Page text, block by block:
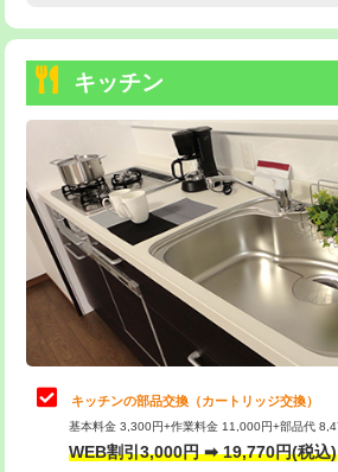
持込商品取付（普通便座⇔温水洗浄便
給水管工事※（ホール加工)
給水管工事※（バンド止め)
給水管工事※（支持金具設置)
給水管工事※（保温材使用（バンド止
め込み）)
給水管工事※（土の掘削・埋め戻し作
給水管工事※（塩ビ管（VP・HI）使
用/3ｍまで)
給水管工事※（塩ビ管（VP・HI）使
トーラー機使用/3mまで
追加トーラー機使用/3m超え
カメラ調査
桝清掃
止水・漏水調査・防水処理・清掃・修
理・調整・分解・加工など（軽作業）
止水・漏水調査・防水処理・清掃・修
理・調整・分解・加工など（中作業）
止水・漏水調査・防水処理・清掃・修
理・調整・分解・加工など（重作業）
キッチン
キッチンの部品交換（カートリッジ交換）
基本料金 3,300円+作業料金 11,000円+部品代
WEB割引3,000円 ➡ 19,770円(税込)